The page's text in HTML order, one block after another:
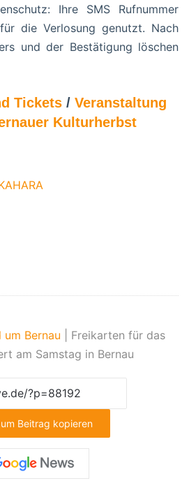
Ihre SMS Rufnummer
die Verlosung genutzt. Nach
und der Bestätigung löschen
Tickets / Veranstaltung
Kulturherbst
Bernau
Freikarten für das
am Samstag in Bernau
Beitrag kopieren